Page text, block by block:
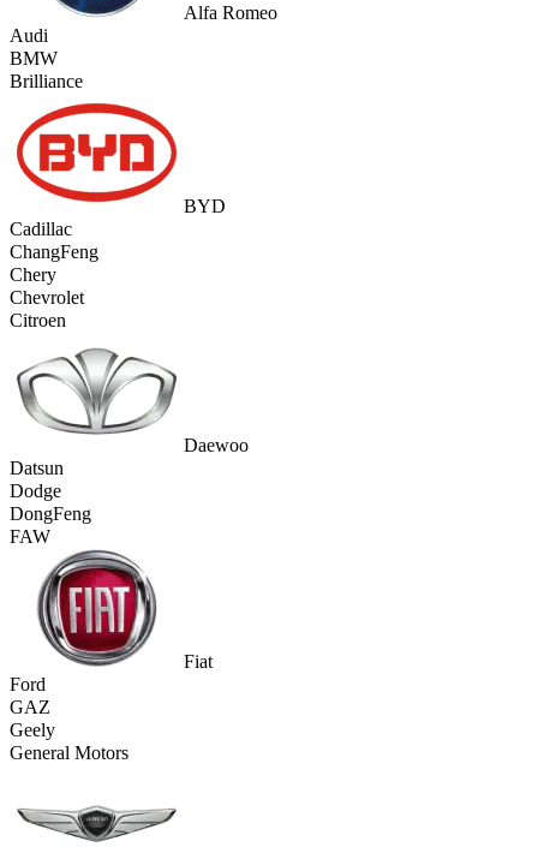
Alfa Romeo
Audi
BMW
Brilliance
BYD
Cadillac
ChangFeng
Chery
Chevrolet
Citroen
Daewoo
Datsun
Dodge
DongFeng
FAW
Fiat
Ford
GAZ
Geely
General Motors